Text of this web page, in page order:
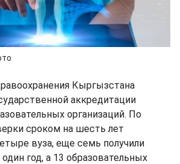
Кыргызстана
аккредитации
организаций. По
сроком на шесть лет
вуза, еще семь получили
год, а 13 образовательных